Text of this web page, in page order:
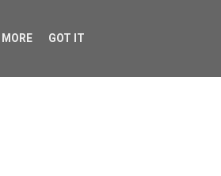
MORE GOT IT